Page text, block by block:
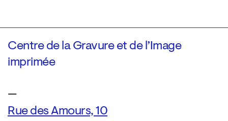
Centre de la Gravure et de l’Image
imprimée
—
Rue des Amours, 10